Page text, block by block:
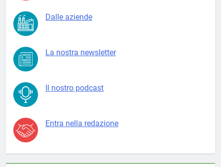
Dalle aziende
La nostra newsletter
Il nostro podcast
Entra nella redazione